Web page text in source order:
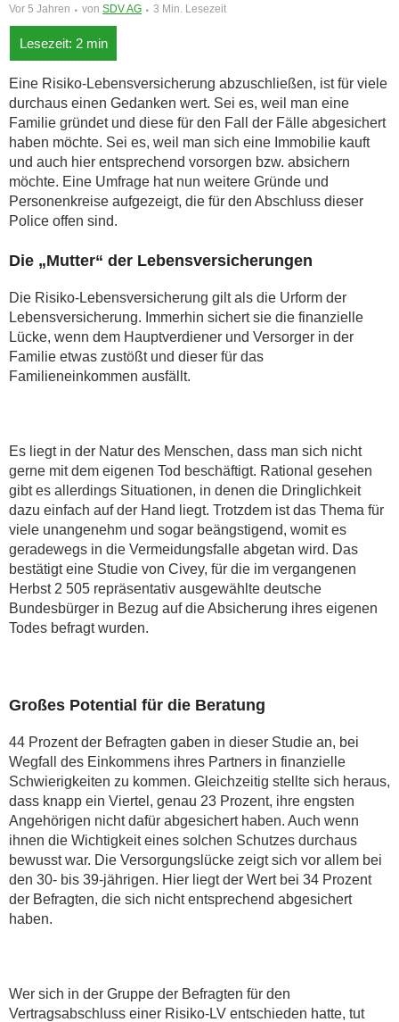
Vor 5 Jahren von SDV AG 3 Min. Lesezeit
Eine Risiko-Lebensversicherung abzuschließen, ist für viele
durchaus einen Gedanken wert. Sei es, weil man eine
Familie gründet und diese für den Fall der Fälle abgesichert
haben möchte. Sei es, weil man sich eine Immobilie kauft
und auch hier entsprechend vorsorgen bzw. absichern
möchte. Eine Umfrage hat nun weitere Gründe und
Personenkreise aufgezeigt, die für den Abschluss dieser
Police offen sind.
Die „Mutter“ der Lebensversicherungen
Die Risiko-Lebensversicherung gilt als die Urform der
Lebensversicherung. Immerhin sichert sie die finanzielle
Lücke, wenn dem Hauptverdiener und Versorger in der
Familie etwas zustößt und dieser für das
Familieneinkommen ausfällt.
Es liegt in der Natur des Menschen, dass man sich nicht
gerne mit dem eigenen Tod beschäftigt. Rational gesehen
gibt es allerdings Situationen, in denen die Dringlichkeit
dazu einfach auf der Hand liegt. Trotzdem ist das Thema für
viele unangenehm und sogar beängstigend, womit es
geradewegs in die Vermeidungsfalle abgetan wird. Das
bestätigt eine Studie von Civey, für die im vergangenen
Herbst 2 505 repräsentativ ausgewählte deutsche
Bundesbürger in Bezug auf die Absicherung ihres eigenen
Todes befragt wurden.
Großes Potential für die Beratung
44 Prozent der Befragten gaben in dieser Studie an, bei
Wegfall des Einkommens ihres Partners in finanzielle
Schwierigkeiten zu kommen. Gleichzeitig stellte sich heraus,
dass knapp ein Viertel, genau 23 Prozent, ihre engsten
Angehörigen nicht dafür abgesichert haben. Auch wenn
ihnen die Wichtigkeit eines solchen Schutzes durchaus
bewusst war. Die Versorgungslücke zeigt sich vor allem bei
den 30- bis 39-jährigen. Hier liegt der Wert bei 34 Prozent
der Befragten, die sich nicht entsprechend abgesichert
haben.
Wer sich in der Gruppe der Befragten für den
Vertragsabschluss einer Risiko-LV entschieden hatte, tut